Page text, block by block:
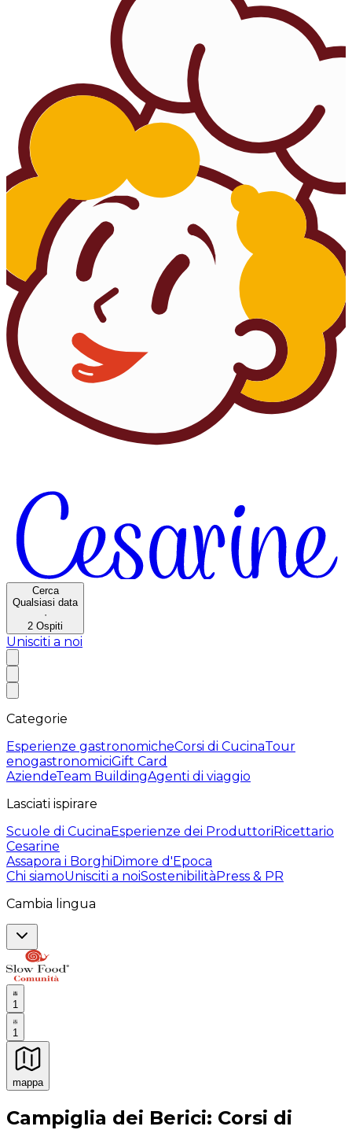
Cerca
Qualsiasi data
·
2 Ospiti
Unisciti a noi
Categorie
Esperienze gastronomicheCorsi di CucinaTour
enogastronomiciGift Card
AziendeTeam BuildingAgenti di viaggio
Lasciati ispirare
Scuole di CucinaEsperienze dei ProduttoriRicettario
Cesarine
Assapora i BorghiDimore d'Epoca
Chi siamoUnisciti a noiSostenibilitàPress & PR
Cambia lingua
1
1
mappa
Esperienze culinarie indimenticabili: Esperienze
Campiglia dei Berici: Corsi di